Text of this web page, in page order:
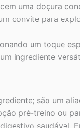
uma doçura
convite para
um toque
ingrediente
são um
pré-treino ou
saudável.